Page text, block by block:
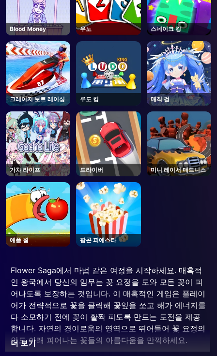
Blood Money 우노 스네이크 킹
크레이지 보트 레이싱 루도 킹 매직 걸
가챠 라이프 드라이버 미니 레이서 매드니스
애플 웜 팝콘 피에스타
Flower Saga에서 마법 같은 여정을 시작하세요. 매혹적
인 왕국에서 당신의 임무는 꽃 요정을 도와 모든 꽃이 피
어나도록 보장하는 것입니다. 이 매혹적인 게임은 플레이
어가 전략적으로 꽃을 클릭해 꽃잎을 쏘고 해가 에너지를
다 소모하기 전에 꽃이 활짝 피도록 만드는 도전을 제공
합니다. 자연의 경이로움의 영역으로 뛰어들어 꽃 요정의
인도 아래 피어나는 꽃들의 아름다움을 만끽하세요.
더 보기